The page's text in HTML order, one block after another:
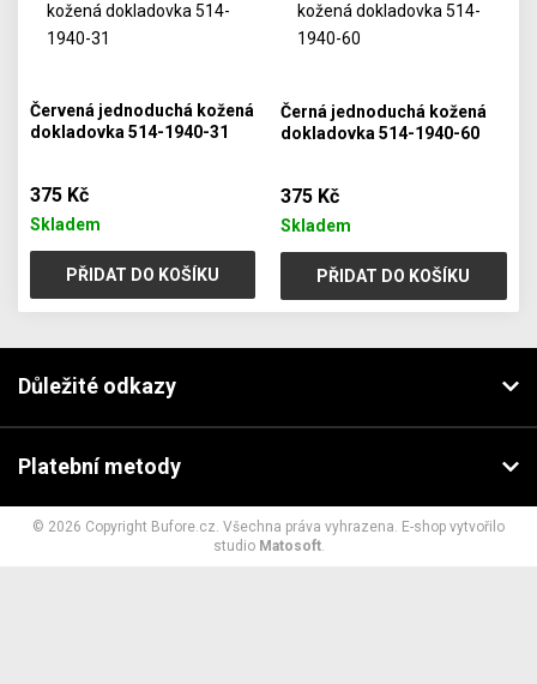
Červená jednoduchá kožená
dokladovka 514-1940-31
375 Kč
Skladem
PŘIDAT DO KOŠÍKU
Černá jednoduchá kožená
dokladovka 514-1940-60
375 Kč
Skladem
PŘIDAT DO KOŠÍKU
Důležité odkazy
Platební metody
© 2026 Copyright Bufore.cz. Všechna práva vyhrazena. E-shop vytvořilo
studio Matosoft.